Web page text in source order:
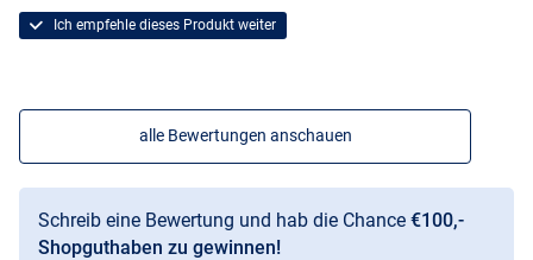
Ich empfehle dieses Produkt weiter
alle Bewertungen anschauen
Schreib eine Bewertung und hab die Chance €100,-
Shopguthaben zu gewinnen!